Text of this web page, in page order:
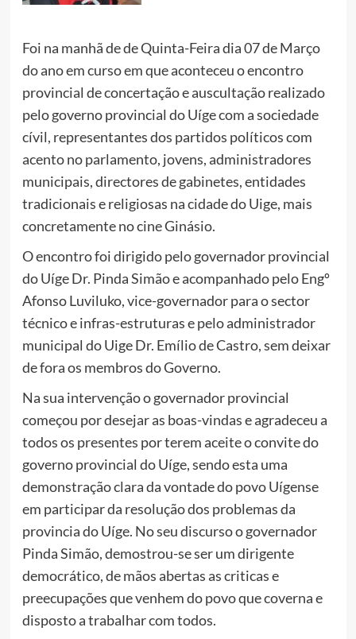
Foi na manhã de de Quinta-Feira dia 07 de Março
do ano em curso em que aconteceu o encontro
provincial de concertação e auscultação realizado
pelo governo provincial do Uíge com a sociedade
cívil, representantes dos partidos políticos com
acento no parlamento, jovens, administradores
municipais, directores de gabinetes, entidades
tradicionais e religiosas na cidade do Uige, mais
concretamente no cine Ginásio.
O encontro foi dirigido pelo governador provincial
do Uíge Dr. Pinda Simão e acompanhado pelo Engº
Afonso Luviluko, vice-governador para o sector
técnico e infras-estruturas e pelo administrador
municipal do Uige Dr. Emílio de Castro, sem deixar
de fora os membros do Governo.
Na sua intervenção o governador provincial
começou por desejar as boas-vindas e agradeceu a
todos os presentes por terem aceite o convite do
governo provincial do Uíge, sendo esta uma
demonstração clara da vontade do povo Uígense
em participar da resolução dos problemas da
provincia do Uíge. No seu discurso o governador
Pinda Simão, demostrou-se ser um dirigente
democrático, de mãos abertas as criticas e
preecupações que venhem do povo que coverna e
disposto a trabalhar com todos.